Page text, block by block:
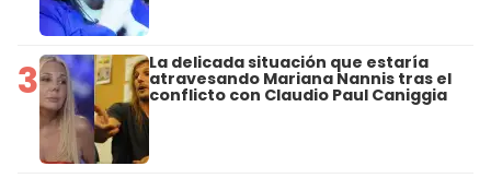
3 La delicada situación que estaría
atravesando Mariana Nannis tras el
conflicto con Claudio Paul Caniggia